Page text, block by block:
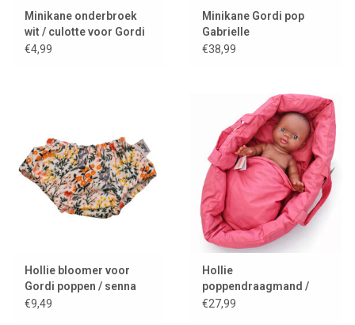
Minikane onderbroek
wit / culotte voor Gordi
poppen
€4,99
Minikane Gordi pop
Gabrielle
€38,99
Hollie bloomer voor
Gordi poppen / senna
garden
€9,49
Hollie
poppendraagmand /
reiswieg met kussentje
€27,99